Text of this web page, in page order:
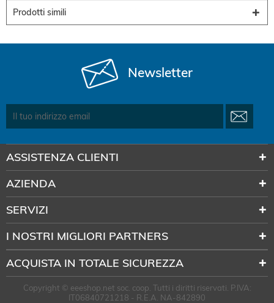
Prodotti simili
Newsletter
ASSISTENZA CLIENTI
AZIENDA
SERVIZI
I NOSTRI MIGLIORI PARTNERS
ACQUISTA IN TOTALE SICUREZZA
Copyright © eeeshop.net soc. coop. Tutti i diritti riservati. P.IVA:
IT06840721218 - R.E.A. NA-842890